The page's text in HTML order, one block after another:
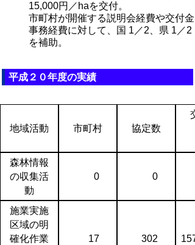
15,000円／haを交付。
市町村が開催する説明会経費や交付金
事務経費に対して、国 1／2、県 1／2
を補助。
平成２０年度の実績
地域活動 市町村 協定数
森林情報
の収集活
動
0 0
施業実施
区域の明
確化作業
17 302